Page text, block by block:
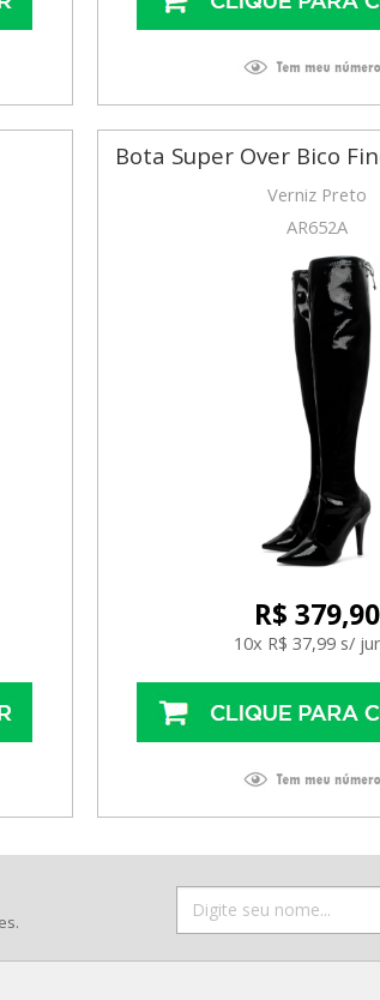
Bota Super Over Bico
Verniz Preto
AR652A
R$ 379,90
10x R$ 37,99 s/